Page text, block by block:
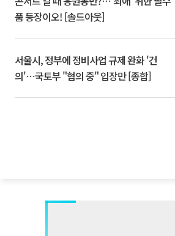
품 등장이오! [솔드아웃]
서울시, 정부에 정비사업 규제 완화 '건
의'⋯국토부 "협의 중" 입장만 [종합]